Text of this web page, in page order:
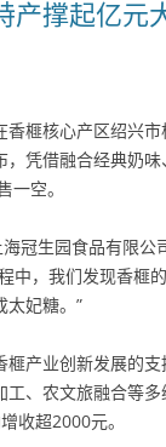
撑起亿元
榧核心产区绍兴
凭借融合经典奶味
空。
冠生园食品有限
中，我们发现香榧
太妃糖。”
产业创新发展的
、农文旅融合等
收超2000元。